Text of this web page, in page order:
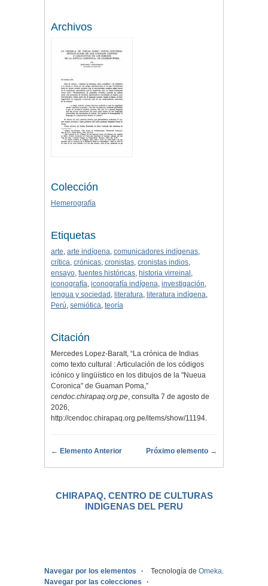
Archivos
Colección
Hemerografía
Etiquetas
arte, arte indígena, comunicadores indígenas,
crítica, crónicas, cronistas, cronistas indios,
ensayo, fuentes históricas, historia virreinal ,
iconografía, iconografía indígena, investigación,
lengua y sociedad , literatura, literatura indígena,
Perú, semiótica, teoría
Citación
Mercedes Lopez-Baralt, “La crónica de Indias
como texto cultural : Articulación de los códigos
icónico y lingüístico en los dibujos de la "Nueua
Coronica" de Guaman Poma,”
cendoc.chirapaq.org.pe, consulta 7 de agosto de
2026,
http://cendoc.chirapaq.org.pe/items/show/11194.
← Elemento Anterior Próximo elemento →
CHIRAPAQ, CENTRO DE CULTURAS
INDIGENAS DEL PERU
Navegar por los elementos
Navegar por las colecciones
Tecnología de Omeka.